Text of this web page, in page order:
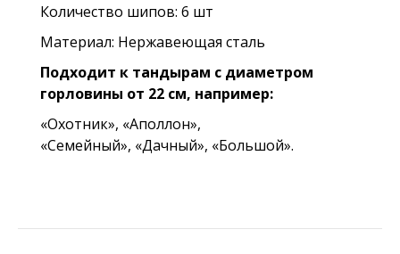
Количество шипов: 6 шт
Материал: Нержавеющая сталь
Подходит к тандырам с диаметром
горловины от 22 см, например:
«Охотник», «Аполлон»,
«Семейный», «Дачный», «Большой».